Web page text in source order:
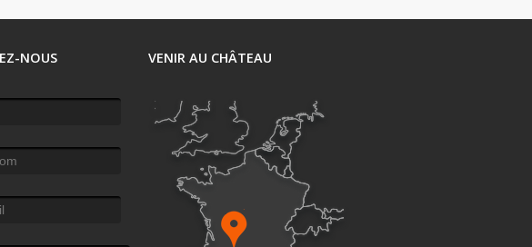
NOUS VENIR AU CHÂTEAU